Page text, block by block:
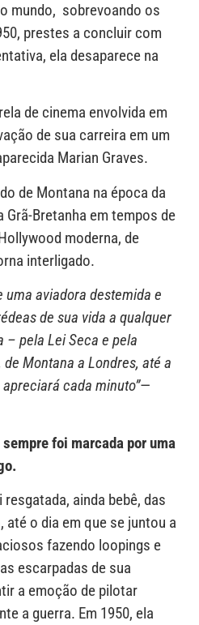
mundo, sobrevoando os
prestes a concluir com
ela desaparece na
de cinema envolvida em
de sua carreira em um
Marian Graves.
de Montana na época da
Bretanha em tempos de
moderna, de
interligado.
aviadora destemida e
de sua vida a qualquer
– pela Lei Seca e pela
Montana a Londres, até a
cada minuto”—
foi marcada por uma
ainda bebê, das
até o dia em que se juntou a
fazendo loopings e
escarpadas de sua
a emoção de pilotar
a guerra. Em 1950, ela